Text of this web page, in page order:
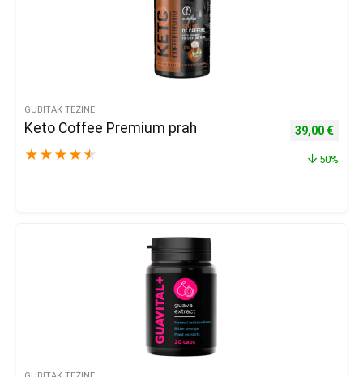
GUBITAK TEŽINE
Keto Coffee Premium prah
★ ★ ★ ★ ★
Izvorna
39,00 €
50%